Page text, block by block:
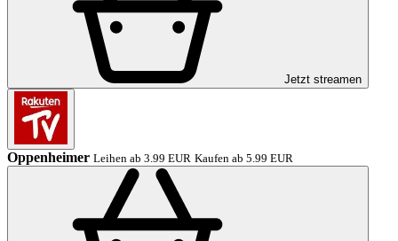
Jetzt streamen
Oppenheimer Leihen ab 3.99 EUR Kaufen ab 5.99 EUR